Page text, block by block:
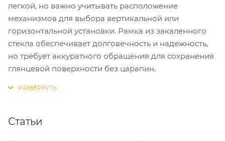
легкой, но важно учитывать расположение
механизмов для выбора вертикальной или
горизонтальной установки. Рамка из закаленного
стекла обеспечивает долговечность и надежность,
но требует аккуратного обращения для сохранения
глянцевой поверхности без царапин.
Статьи